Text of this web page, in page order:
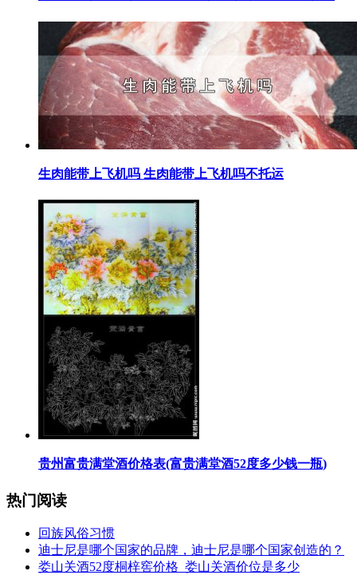
​生肉能带上飞机吗 生肉能带上飞机吗不托运
​贵州富贵满堂酒价格表(富贵满堂酒52度多少钱一瓶)
热门阅读
​回族风俗习惯
​迪士尼是哪个国家的品牌，迪士尼是哪个国家创造的？
​娄山关酒52度桐梓窖价格_娄山关酒价位是多少